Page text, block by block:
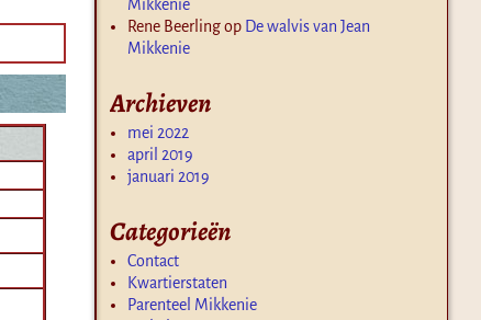
Mikkenie
Rene Beerlingop De walvis van Jean
Mikkenie
Archieven
mei 2022
april 2019
januari 2019
Categorieën
Contact
Kwartierstaten
Parenteel Mikkenie